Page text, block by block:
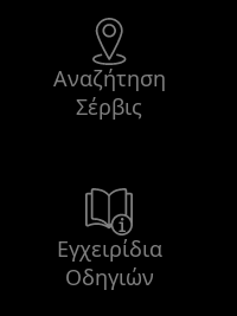
Αναζήτηση
Σέρβις
Εγχειρίδια
Οδηγιών